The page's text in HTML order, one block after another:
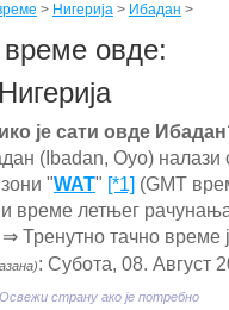
> Нигерија> Ибадан >
овде:
је сати овде
(Ibadan, Oyo) налази
"WAT" [*1] (GMT
време летњег
⇒ Тренутно тачно време
: Субота, 08. Август
Освежи страну ако је потребно